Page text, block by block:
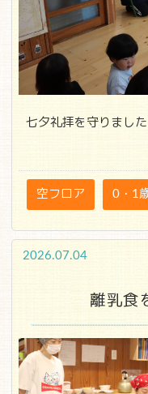
七夕礼拝を守りました
空フロア 0・1
2026.07.04
離乳食